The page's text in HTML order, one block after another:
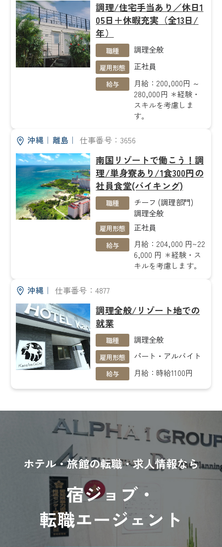
調理/住宅手当あり／休日1
05日＋休暇充実（全13日/
年）
職種 調理全般
雇用形態 正社員
給与
月給：200,000円 ～
280,000円 ＊経験・
スキルを考慮しま
す。
沖縄｜ 離島 ｜ 仕事番号：3656
南国リゾートで働こう！調
理/単身寮あり/1食300円の
社員食堂(バイキング)
職種
チーフ (調理部門)
調理全般
雇用形態 正社員
給与
月給：204,000 円~22
6,000 円 ＊経験・ス
キルを考慮します。
沖縄｜ 仕事番号：4877
調理全般/リゾート地での
就業
職種 調理全般
雇用形態 パート・アルバイト
給与 月給：時給1100円
ホテル・旅館の転職・求人情報なら
宿ジョブ・
転職エージェント